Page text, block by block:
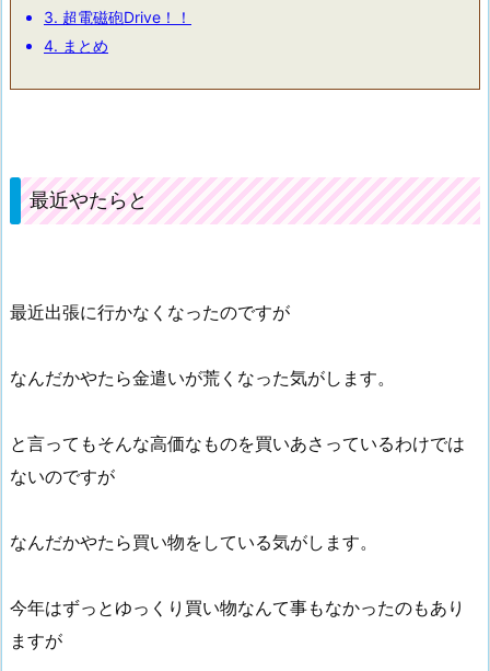
3. 超電磁砲Drive！！
4. まとめ
最近やたらと
最近出張に行かなくなったのですが
なんだかやたら金遣いが荒くなった気がします。
と言ってもそんな高価なものを買いあさっているわけでは
ないのですが
なんだかやたら買い物をしている気がします。
今年はずっとゆっくり買い物なんて事もなかったのもあり
ますが